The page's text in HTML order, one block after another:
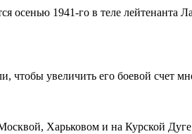
осенью 1941-го в теле
чтобы увеличить его боевой счет
Харьковом и на Курской